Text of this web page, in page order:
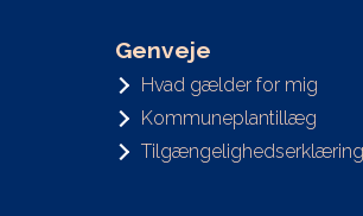
Genveje
Hvad gælder for mig
Kommuneplantillæg
Tilgængelighedserklæring